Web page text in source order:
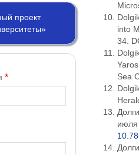
проект
into
34.
Sea
июля